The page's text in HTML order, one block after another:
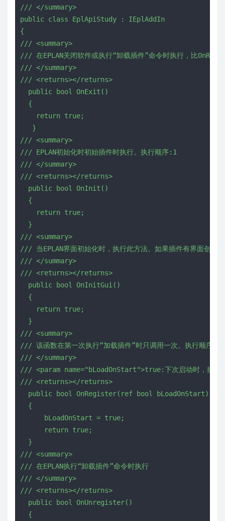
/// </summary>
publ i c cl ass EplApi Study : IEplAddIn
{
/// <summary>
/// 在EPL AN关闭软件或执行“卸载插件”命令时执行 ， 比OnR
/// </summary>
/// <returns></returns>
publ i c bool OnExi t ( )
{
return true;
}
/// <summary>
/// EPL AN初始化时初始插件时执行。 执行顺序: 1
/// </summary>
/// <returns></returns>
publ i c bool OnIni t ( )
{
return true;
}
/// <summary>
/// 当EPL AN界面初始化时 ， 执行此方法。 如果插件有界面创
/// </summary>
/// <returns></returns>
publ i c bool OnIni tGui ( )
{
return true;
}
/// <summary>
/// 该函数在第一次执行“加载插件”时只调 用一次。 执行顺序
/// </summary>
/// <param name=" bL oadOnStart">true:下次启动时 ， 插
/// <returns></returns>
publ i c bool OnRegi ster( ref bool bL oadOnStart)
{
bL oadOnStart = true;
return true;
}
/// <summary>
/// 在EPL AN执行“卸载插件”命令时执行
/// </summary>
/// <returns></returns>
publ i c bool OnUnregi ster( )
{